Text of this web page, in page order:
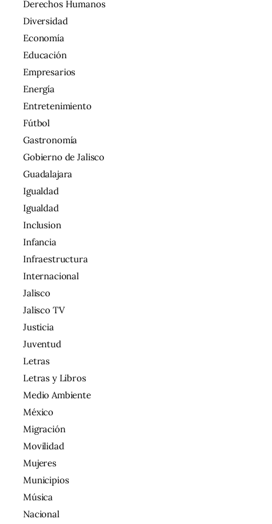
Derechos Humanos
Diversidad
Economía
Educación
Empresarios
Energía
Entretenimiento
Fútbol
Gastronomía
Gobierno de Jalisco
Guadalajara
Igualdad
Igualdad
Inclusion
Infancia
Infraestructura
Internacional
Jalisco
Jalisco TV
Justicia
Juventud
Letras
Letras y Libros
Medio Ambiente
México
Migración
Movilidad
Mujeres
Municipios
Música
Nacional